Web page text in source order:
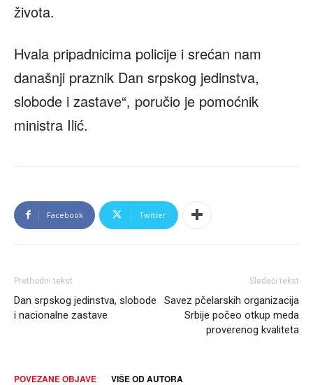
života.
Hvala pripadnicima policije i srećan nam
današnji praznik Dan srpskog jedinstva,
slobode i zastave“, poručio je pomoćnik
ministra Ilić.
Facebook Twitter
Prethodni tekst
Dan srpskog jedinstva, slobode
i nacionalne zastave
Sledeći tekst
Savez pčelarskih organizacija
Srbije počeo otkup meda
proverenog kvaliteta
POVEZANE OBJAVE VIŠE OD AUTORA